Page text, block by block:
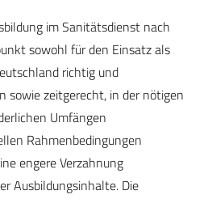
im Sanitätsdienst nach
sowohl für den Einsatz als
richtig und
sowie zeitgerecht, in der nötigen
Umfängen
Rahmenbedingungen
engere Verzahnung
Ausbildungsinhalte. Die